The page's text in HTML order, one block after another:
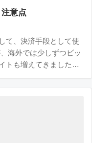
意点
て、決済手段として使
海外では少しずつビッ
トも増えてきました。
edition 】を購入。